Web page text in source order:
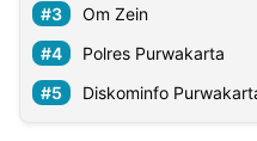
Om Zein
Polres Purwakarta
Diskominfo